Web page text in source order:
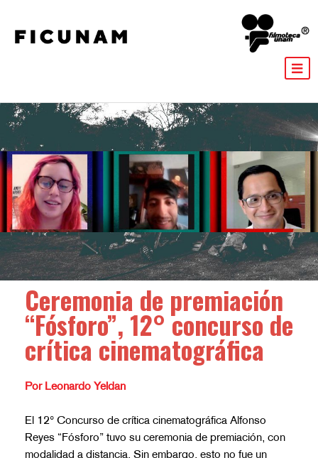
Ceremonia de premiación
“Fósforo”, 12° concurso de
crítica cinematográfica
Por Leonardo Yeldan
El 12° Concurso de crítica cinematográfica Alfonso
Reyes “Fósforo” tuvo su ceremonia de premiación, con
modalidad a distancia. Sin embargo, esto no fue un